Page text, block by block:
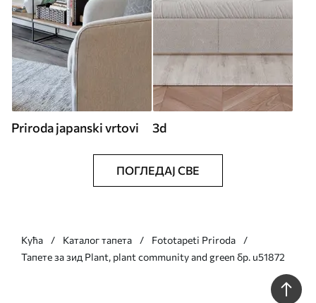
Priroda japanski vrtovi 3d
ПОГЛЕДАЈ СВЕ
Кућа Каталог тапета
Fototapeti Priroda
Тапете за зид Plant, plant community and green бр. u51872